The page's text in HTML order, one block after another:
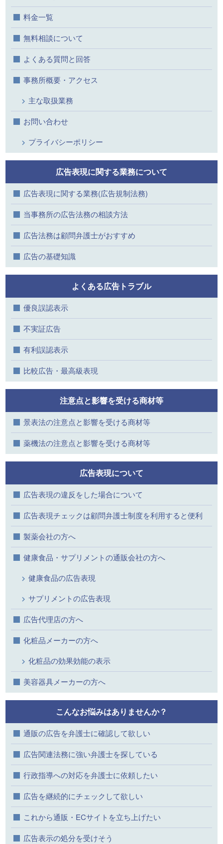
料金一覧
無料相談について
よくある質問と回答
事務所概要・アクセス
主な取扱業務
お問い合わせ
プライバシーポリシー
広告表現に関する業務について
広告表現に関する業務(広告規制法務)
当事務所の広告法務の相談方法
広告法務は顧問弁護士がおすすめ
広告の基礎知識
よくある広告トラブル
優良誤認表示
不実証広告
有利誤認表示
比較広告・最高級表現
注意点と影響を受ける商材等
景表法の注意点と影響を受ける商材等
薬機法の注意点と影響を受ける商材等
広告表現について
広告表現の違反をした場合について
広告表現チェックは顧問弁護士制度を利用すると便利
製薬会社の方へ
健康食品・サプリメントの通販会社の方へ
健康食品の広告表現
サプリメントの広告表現
広告代理店の方へ
化粧品メーカーの方へ
化粧品の効果効能の表示
美容器具メーカーの方へ
こんなお悩みはありませんか？
通販の広告を弁護士に確認して欲しい
広告関連法務に強い弁護士を探している
行政指導への対応を弁護士に依頼したい
広告を継続的にチェックして欲しい
これから通販・ECサイトを立ち上げたい
広告表示の処分を受けそう